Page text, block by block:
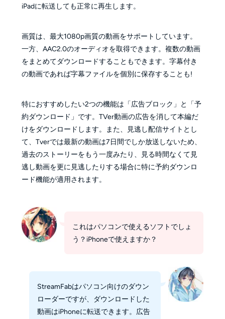
iPadに転送しても正常に再生します。
画質は、最大1080p画質の動画をサポートしています。
一方、AAC2.0のオーディオを取得できます。複数の動画
をまとめてダウンロードすることもできます。字幕付き
の動画であれば字幕ファイルを個別に保存することも!
特におすすめしたい2つの機能は「広告ブロック」と「予
約ダウンロード」です。TVer動画の広告を消して本編だ
けをダウンロードします。また、見逃し配信サイトとし
て、Tverでは最新の動画は7日間でしか放送しないため、
過去のストーリーをもう一度みたり、見る時間なくて見
逃し動画を更に見逃したりする場合に特に予約ダウンロ
ード機能が適用されます。
これはパソコンで使えるソフトでしょ
う？iPhoneで使えますか？
StreamFabはパソコン向けのダウン
ローダーですが、ダウンロードした
動画はiPhoneに転送できます。広告